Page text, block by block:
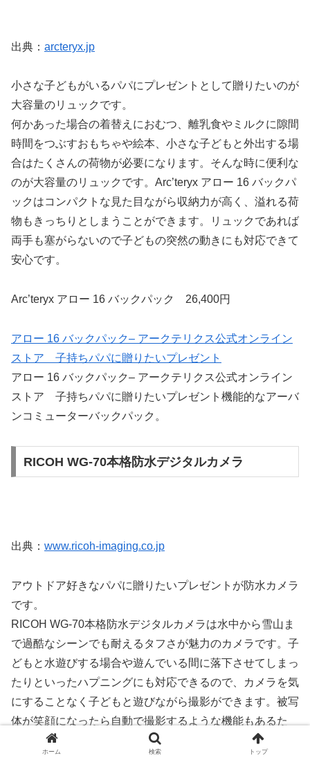
出典： arcteryx.jp
小さな子どもがいるパパにプレゼントとして贈りたいのが
大容量のリュックです。
何かあった場合の着替えにおむつ、離乳食やミルクに隙間
時間をつぶすおもちゃや絵本、小さな子どもと外出する場
合はたくさんの荷物が必要になります。そんな時に便利な
のが大容量のリュックです。Arc’teryx アロー 16 バックパ
ックはコンパクトな見た目ながら収納力が高く、溢れる荷
物もきっちりとしまうことができます。リュックであれば
両手も塞がらないので子どもの突然の動きにも対応できて
安心です。
Arc’teryx アロー 16 バックパック 26,400円
アロー 16 バックパック– アークテリクス公式オンライン
ストア 子持ちパパに贈りたいプレゼント
アロー 16 バックパック– アークテリクス公式オンライン
ストア 子持ちパパに贈りたいプレゼント機能的なアーバ
ンコミューターバックパック。
RICOH WG-70本格防水デジタルカメラ
出典： www.ricoh-imaging.co.jp
アウトドア好きなパパに贈りたいプレゼントが防水カメラ
です。
RICOH WG-70本格防水デジタルカメラは水中から雪山ま
で過酷なシーンでも耐えるタフさが魅力のカメラです。子
どもと水遊びする場合や遊んでいる間に落下させてしまっ
たりといったハプニングにも対応できるので、カメラを気
にすることなく子どもと遊びながら撮影ができます。被写
体が笑顔になったら自動で撮影するような機能もあるた
め、素早く動く子どもの最高の瞬間を切り取れます。
ホーム 検索 トップ